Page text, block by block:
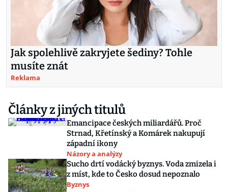
Jak spolehlivě zakryjete šediny? Tohle
musíte znát
Reklama
Články z jiných titulů
Emancipace českých miliardářů. Proč
Strnad, Křetínský a Komárek nakupují
západní ikony
Názory a analýzy
Sucho drtí vodácký byznys. Voda zmizela i
z míst, kde to Česko dosud nepoznalo
Byznys